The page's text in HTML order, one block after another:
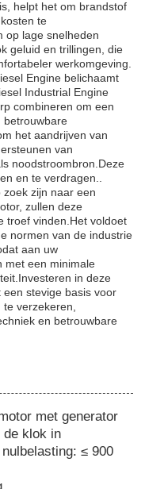
helpt het om brandstof
te
op lage snelheden
geluid en trillingen, die
werkomgeving.
Engine belichaamt
Industrial Engine
combineren om een
betrouwbare
het aandrijven van
van
noodstroombron.Deze
en te verdragen..
zijn naar een
zullen deze
troef vinden.Het voldoet
normen van de industrie
aan uw
met een minimale
in deze
stevige basis voor
verzekeren,
en betrouwbare
met generator
de klok in
≤ 900